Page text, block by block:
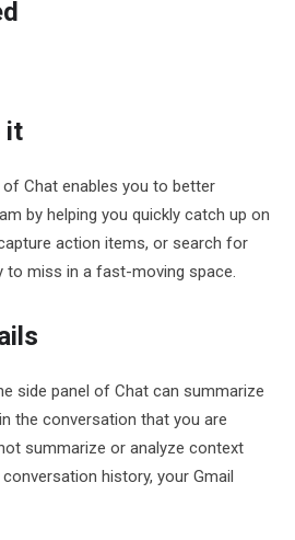
it
of Chat enables you to better
by helping you quickly catch up on
action items, or search for
to miss in a fast-moving space.
side panel of Chat can summarize
the conversation that you are
summarize or analyze context
history, your Gmail